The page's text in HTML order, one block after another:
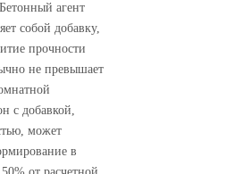
агент
собой добавку,
прочности
не превышает
с добавкой,
может
в